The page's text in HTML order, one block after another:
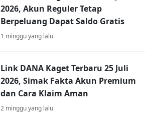
2026, Akun Reguler Tetap
Berpeluang Dapat Saldo Gratis
1 minggu yang lalu
Link DANA Kaget Terbaru 25 Juli
2026, Simak Fakta Akun Premium
dan Cara Klaim Aman
2 minggu yang lalu